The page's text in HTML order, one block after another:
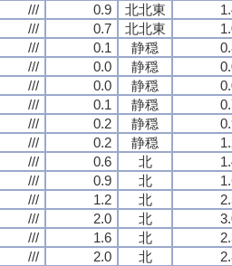
/// 0.9 北北東
/// 0.7 北北東
/// 0.1 静穏
/// 0.0 静穏
/// 0.0 静穏
/// 0.1 静穏
/// 0.2 静穏
/// 0.2 静穏
/// 0.6 北
/// 0.9 北
/// 1.2 北
/// 2.0 北
/// 1.6 北
/// 2.0 北